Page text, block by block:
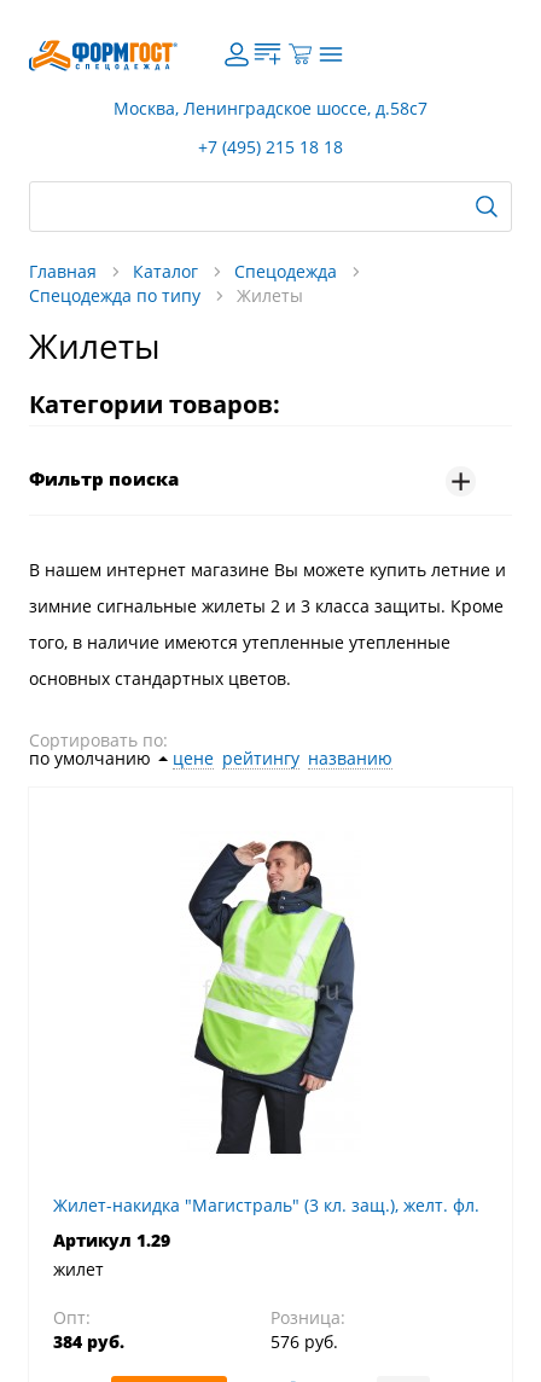
Москва, Ленинградское шоссе, д.58с7
+7 (495) 215 18 18
Главная Каталог
Спецодежда
Спецодежда по типу
Жилеты
Жилеты
Категории товаров:
Фильтр поиска
В нашем интернет магазине Вы можете купить летние и
зимние сигнальные жилеты 2 и 3 класса защиты. Кроме
того, в наличие имеются утепленные утепленные
основных стандартных цветов.
Сортировать по:
по умолчанию ˄ цене рейтингу названию
Жилет-накидка "Магистраль" (3 кл. защ.), желт. фл.
Артикул 1.29
жилет
Опт:
384 руб.
Розница:
576 руб.